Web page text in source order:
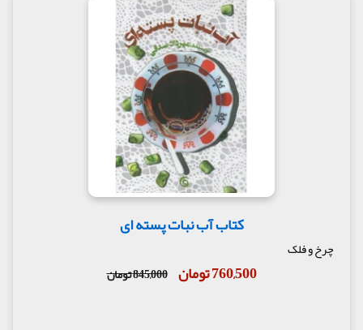
کتاب آب نبات پسته ای
چرخ و فلک
760,500 تومان 845,000 تومان